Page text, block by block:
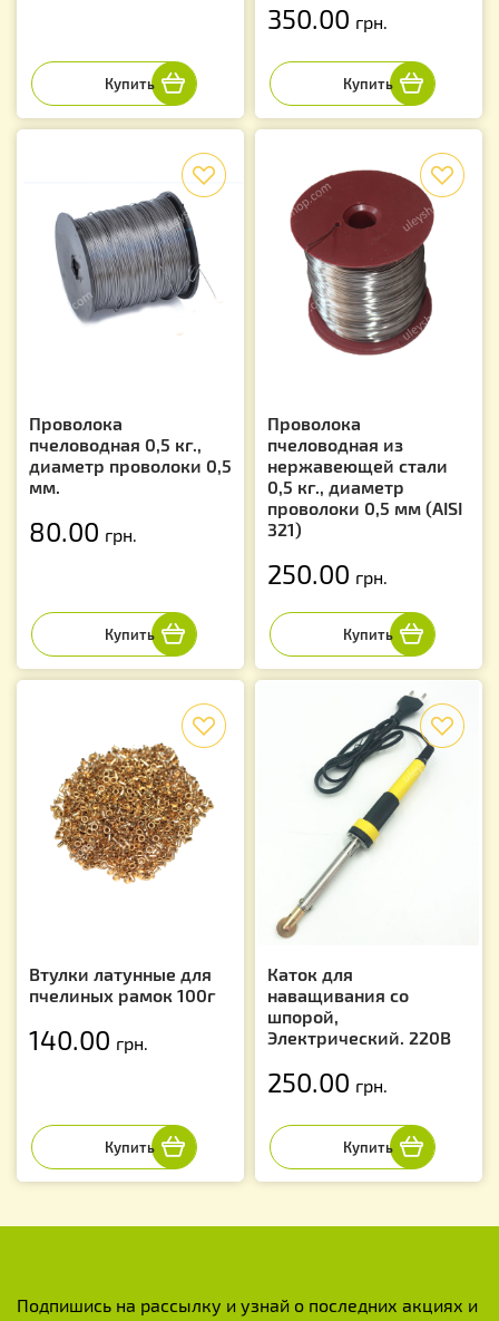
350.00 грн.
Проволока
пчеловодная 0,5 кг.,
диаметр проволоки 0,5
мм.
80.00 грн.
Проволока
пчеловодная из
нержавеющей стали
0,5 кг., диаметр
проволоки 0,5 мм (AISI
321)
250.00 грн.
Втулки латунные для
пчелиных рамок 100г
140.00 грн.
Каток для
наващивания со
шпорой,
Электрический. 220В
250.00 грн.
Подпишись на рассылку и узнай о последних акциях и